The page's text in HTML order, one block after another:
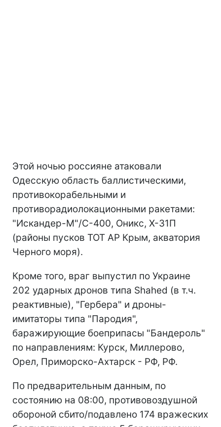
Этой ночью россияне атаковали
Одесскую область баллистическими,
противокорабельными и
противорадиолокационными ракетами:
"Искандер-М"/С-400, Оникс, Х-31П
(районы пусков ТОТ АР Крым, акватория
Черного моря).
Кроме того, враг выпустил по Украине
202 ударных дронов типа Shahed (в т.ч.
реактивные), "Гербера" и дроны-
имитаторы типа "Пародия",
баражирующие боеприпасы "Бандероль"
по направлениям: Курск, Миллерово,
Орел, Приморско-Ахтарск - РФ, РФ.
По предварительным данным, по
состоянию на 08:00, противовоздушной
обороной сбито/подавлено 174 вражеских